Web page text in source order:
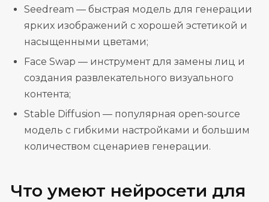
Seedream — быстрая модель для генерации
ярких изображений с хорошей эстетикой и
насыщенными цветами;
Face Swap — инструмент для замены лиц и
создания развлекательного визуального
контента;
Stable Diffusion — популярная open-source
модель с гибкими настройками и большим
количеством сценариев генерации.
Что умеют нейросети для